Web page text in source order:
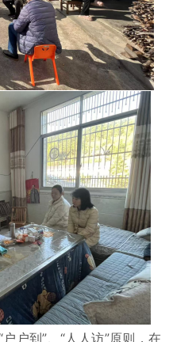
到”、“人人访”原则，在